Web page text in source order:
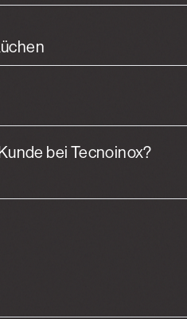
bei Tecnoinox?